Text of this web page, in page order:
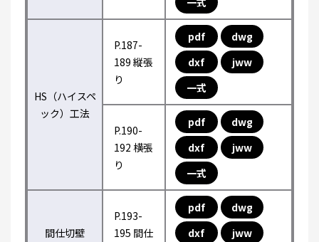
HS（ハイスペ
ック）工法
P.187-
189 縦張
り
pdf
dwg
dxf
jww
一式
P.190-
192 横張
り
pdf
dwg
dxf
jww
一式
間仕切壁
P.193-
195 間仕
pdf
dwg
dxf
jww